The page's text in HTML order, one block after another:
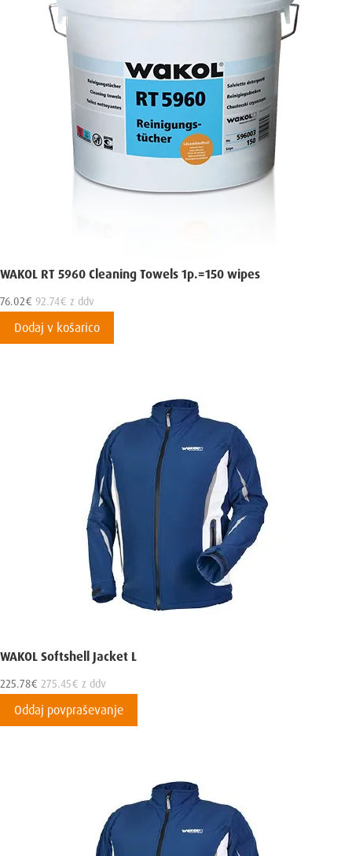
WAKOL RT 5960 Cleaning Towels 1p.=150 wipes
76.02€ 92.74€ z ddv
Dodaj v košarico
WAKOL Softshell Jacket L
225.78€ 275.45€ z ddv
Oddaj povpraševanje